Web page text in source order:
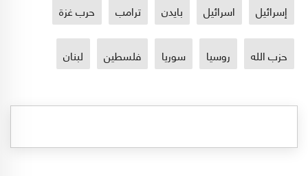
إسرائيل اسرائيل بايدن ترامب حرب غزة
حزب الله روسيا سوريا فلسطين لبنان